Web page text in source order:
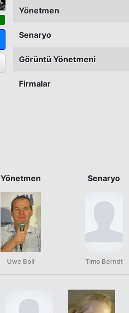
Yönetmen
Senaryo
Görüntü Yönetmeni
Firmalar
Yönetmen
Uwe Boll
Senaryo
Timo Berndt